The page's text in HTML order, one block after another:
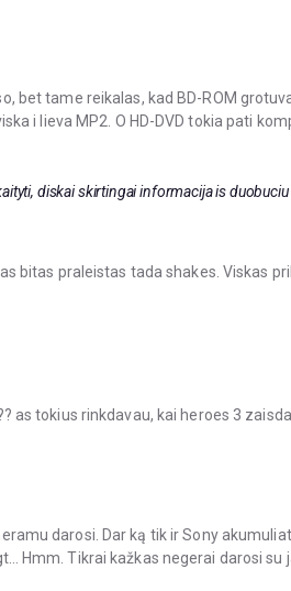
bet tame reikalas, kad BD-ROM
i lieva MP2. O HD-DVD tokia pati
diskai skirtingai informacija is
bitas praleistas tada shakes. Viskas
as tokius rinkdavau, kai heroes 3
darosi. Dar ką tik ir Sony
Hmm. Tikrai kažkas negerai darosi